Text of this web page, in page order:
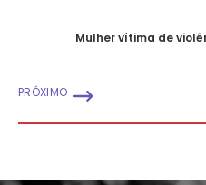
Mulher vítima de
PRÓXIMO